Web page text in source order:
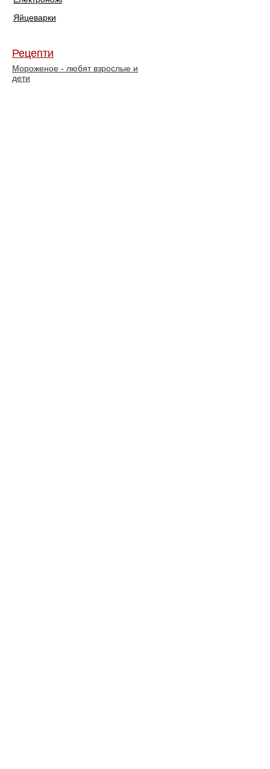
Яйцеварки
Рецепти
Мороженое - любят взрослые и
дети